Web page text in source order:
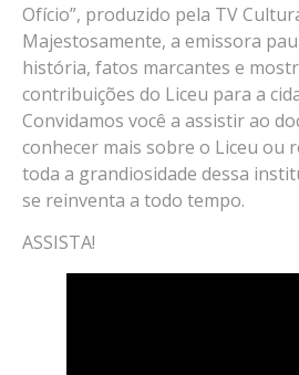
Ofício”, produzido pela TV
Majestosamente, a emissora
história, fatos marcantes e
contribuições do Liceu para a
Convidamos você a assistir ao
conhecer mais sobre o Liceu ou
toda a grandiosidade dessa
se reinventa a todo tempo.
ASSISTA!